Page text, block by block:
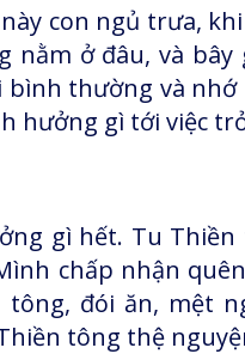
này con ngủ trưa,
nằm ở đâu, và
thường và nhớ
hưởng gì tới việc
gì hết. Tu
chấp nhận
đói ăn, mệt
tông thệ